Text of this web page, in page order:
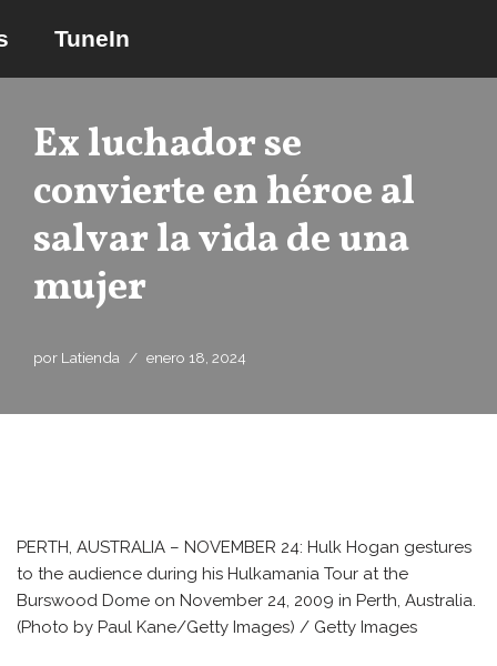
TuneIn
Ex luchador se
convierte en héroe al
salvar la vida de una
mujer
por Latienda enero 18, 2024
PERTH, AUSTRALIA – NOVEMBER 24: Hulk Hogan gestures
to the audience during his Hulkamania Tour at the
Burswood Dome on November 24, 2009 in Perth, Australia.
(Photo by Paul Kane/Getty Images) / Getty Images